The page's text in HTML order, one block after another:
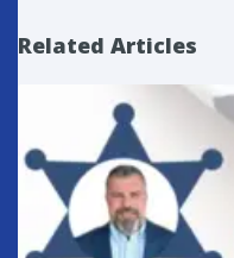
Related Articles